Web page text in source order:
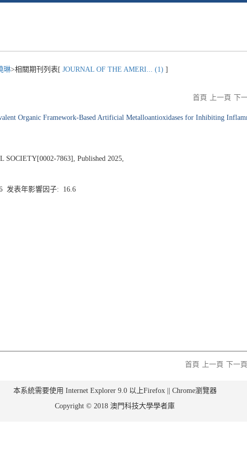
琳>相關期刊列表[ JOURNAL OF THE AMERI... (1) ]
首頁 上一頁 下
Organic Framework-Based Artificial Metalloantioxidases for Inhibiting
7863], Published 2025,
发表年影響因子: 16.6
首頁
上一頁 下一頁
本系統需要使用 Internet Explorer 9.0 以上Firefox || Chrome瀏覽器
Copyright © 2018 澳門科技大學學者庫